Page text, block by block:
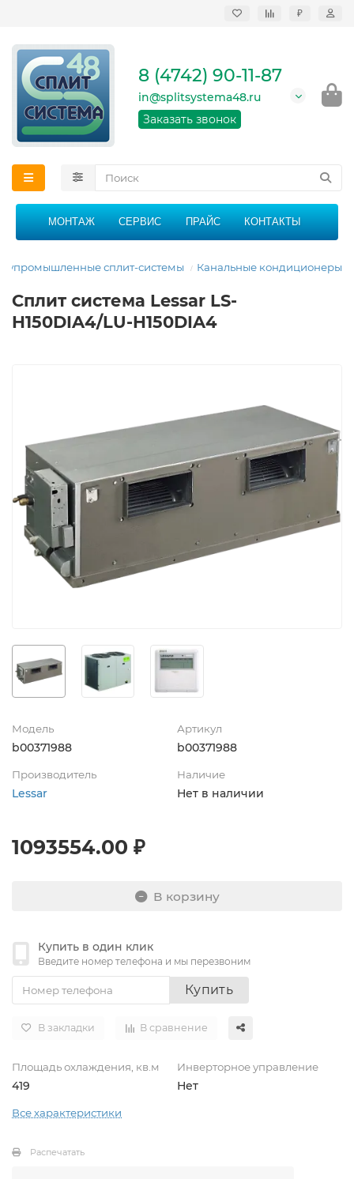
₽
кондиционеров в
области
График работы: 9:00 -
21:00 без перерыва и
8 (4742) 90-11-87
in@splitsystema48.ru
Заказать звонок
МОНТАЖ СЕРВИС ПРАЙС КОНТАКТЫ
сплит-системы Канальные кондиционеры
Сплит система Lessar LS-
H150DIA4/LU-H150DIA4
Модель
b00371988
Артикул
b00371988
Производитель
Lessar
Наличие
Нет в наличии
1093554.00 ₽
В корзину
Купить в один клик
Введите номер телефона и мы перезвоним
Купить
В закладки В сравнение
Площадь охлаждения, кв.м
419
Инверторное управление
Нет
Все характеристики
Распечатать